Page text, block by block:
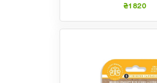
₴1820